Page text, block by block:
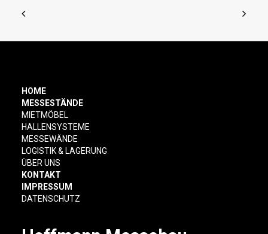
HOME
MESSESTÄNDE
MIETMÖBEL
HALLENSYSTEME
MESSEWÄNDE
LOGISTIK & LAGERUNG
ÜBER UNS
KONTAKT
IMPRESSUM
DATENSCHUTZ